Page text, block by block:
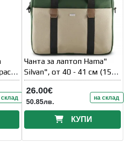
склад
Чанта за лаптоп Hama"
Silvan", от 40 - 41 см (15,
6" -16, 2" )
26.00€
50.85лв. на склад
КУПИ